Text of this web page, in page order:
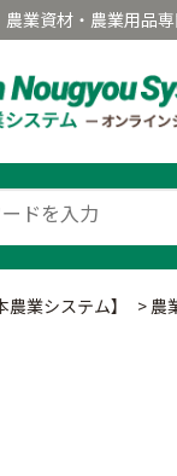
農業資材・農業用品
業システム】 > 農